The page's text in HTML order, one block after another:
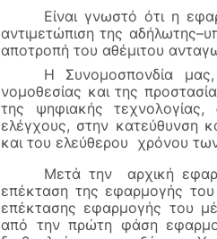
Είναι γνωστό ότι η
αντιμετώπιση της
αποτροπή του αθέμιτου
Η Συνομοσπονδία
νομοθεσίας και της
της ψηφιακής τεχνολογίας,
ελέγχους, στην κατεύθυνση
και του ελεύθερου  χρόνου
Μετά την  αρχική
επέκταση της εφαρμογής
επέκτασης εφαρμογής του
από την πρώτη φάση